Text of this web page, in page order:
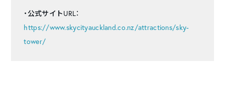
・公式サイトURL：
https://www.skycityauckland.co.nz/attractions/sky-
tower/